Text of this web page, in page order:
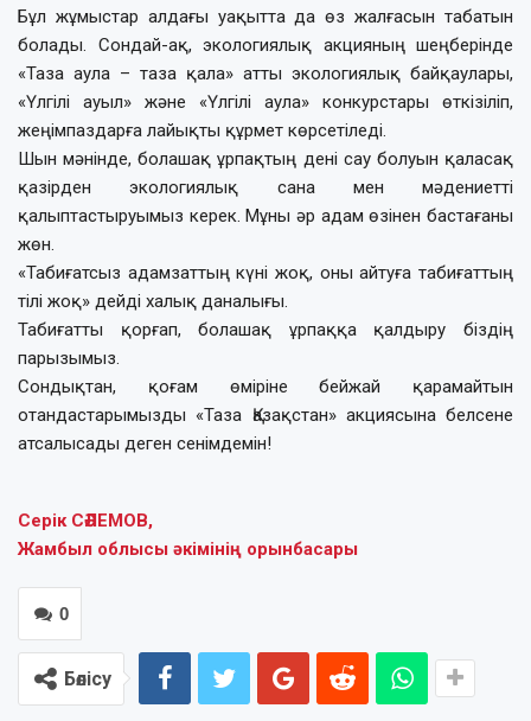
Бұл жұмыстар алдағы уақытта да өз жалғасын табатын
болады. Сондай-ақ, экологиялық акцияның шеңберінде
«Таза аула – таза қала» атты экологиялық байқаулары,
«Үлгілі ауыл» және «Үлгілі аула» конкурстары өткізіліп,
жеңімпаздарға лайықты құрмет көрсетіледі.
Шын мәнінде, болашақ ұрпақтың дені сау болуын қаласақ
қазірден экологиялық сана мен мәдениетті
қалыптастыруымыз керек. Мұны әр адам өзінен бастағаны
жөн.
«Табиғатсыз адамзаттың күні жоқ, оны айтуға табиғаттың
тілі жоқ» дейді халық даналығы.
Табиғатты қорғап, болашақ ұрпаққа қалдыру біздің
парызымыз.
Сондықтан, қоғам өміріне бейжай қарамайтын
отандастарымызды «Таза Қазақстан» акциясына белсене
атсалысады деген сенімдемін!
Серік СӘЛЕМОВ,
Жамбыл облысы әкімінің орынбасары
0
Бөлісу